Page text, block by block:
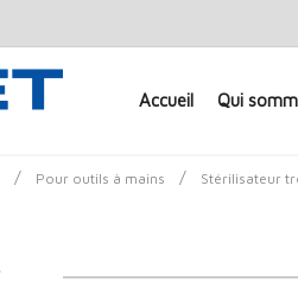
Accueil Qui
/ Pour outils à mains / Stérilisateur